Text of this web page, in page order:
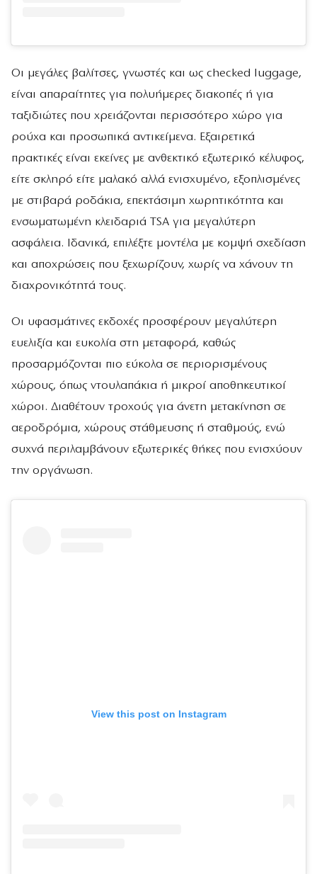
Οι μεγάλες βαλίτσες, γνωστές και ως checked luggage,
είναι απαραίτητες για πολυήμερες διακοπές ή για
ταξιδιώτες που χρειάζονται περισσότερο χώρο για
ρούχα και προσωπικά αντικείμενα. Εξαιρετικά
πρακτικές είναι εκείνες με ανθεκτικό εξωτερικό κέλυφος,
είτε σκληρό είτε μαλακό αλλά ενισχυμένο, εξοπλισμένες
με στιβαρά ροδάκια, επεκτάσιμη χωρητικότητα και
ενσωματωμένη κλειδαριά TSA για μεγαλύτερη
ασφάλεια. Ιδανικά, επιλέξτε μοντέλα με κομψή σχεδίαση
και αποχρώσεις που ξεχωρίζουν, χωρίς να χάνουν τη
διαχρονικότητά τους.
Οι υφασμάτινες εκδοχές προσφέρουν μεγαλύτερη
ευελιξία και ευκολία στη μεταφορά, καθώς
προσαρμόζονται πιο εύκολα σε περιορισμένους
χώρους, όπως ντουλαπάκια ή μικροί αποθηκευτικοί
χώροι. Διαθέτουν τροχούς για άνετη μετακίνηση σε
αεροδρόμια, χώρους στάθμευσης ή σταθμούς, ενώ
συχνά περιλαμβάνουν εξωτερικές θήκες που ενισχύουν
την οργάνωση.
View this post on Instagram